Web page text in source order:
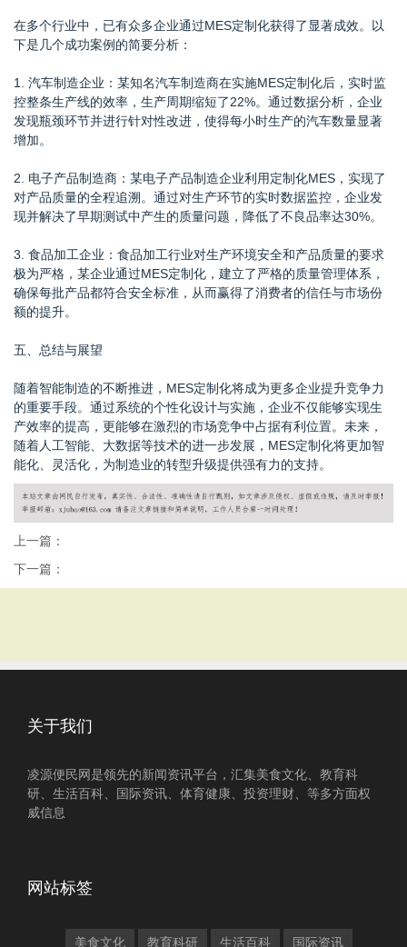
在多个行业中，已有众多企业通过MES定制化获得了显著成效。以
下是几个成功案例的简要分析：
1. 汽车制造企业：某知名汽车制造商在实施MES定制化后，实时监
控整条生产线的效率，生产周期缩短了22%。通过数据分析，企业
发现瓶颈环节并进行针对性改进，使得每小时生产的汽车数量显著
增加。
2. 电子产品制造商：某电子产品制造企业利用定制化MES，实现了
对产品质量的全程追溯。通过对生产环节的实时数据监控，企业发
现并解决了早期测试中产生的质量问题，降低了不良品率达30%。
3. 食品加工企业：食品加工行业对生产环境安全和产品质量的要求
极为严格，某企业通过MES定制化，建立了严格的质量管理体系，
确保每批产品都符合安全标准，从而赢得了消费者的信任与市场份
额的提升。
五、总结与展望
随着智能制造的不断推进，MES定制化将成为更多企业提升竞争力
的重要手段。通过系统的个性化设计与实施，企业不仅能够实现生
产效率的提高，更能够在激烈的市场竞争中占据有利位置。未来，
随着人工智能、大数据等技术的进一步发展，MES定制化将更加智
能化、灵活化，为制造业的转型升级提供强有力的支持。
上一篇：
下一篇：
关于我们
凌源便民网是领先的新闻资讯平台，汇集美食文化、教育科
研、生活百科、国际资讯、体育健康、投资理财、等多方面权
威信息
网站标签
美食文化 教育科研 生活百科 国际资讯